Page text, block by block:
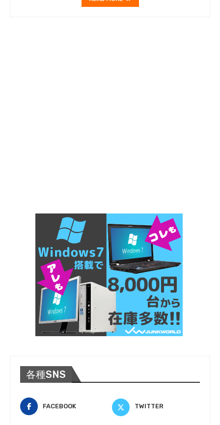
各種SNS
FACEBOOK TWITTER